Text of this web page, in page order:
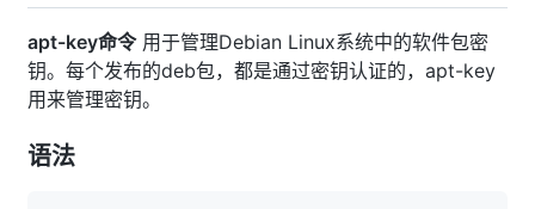
apt-key命令用于管理Debian Linux系统中的软件包密
钥。每个发布的deb包，都是通过密钥认证的，apt-key
用来管理密钥。
语法